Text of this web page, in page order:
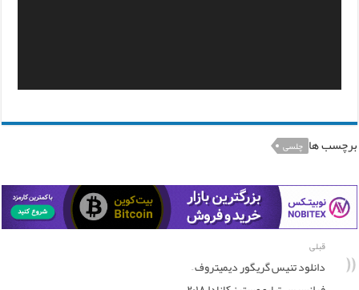
برچسب ها چلسی
قبلی
دانلود تنیس گریگور دیمیتروف –